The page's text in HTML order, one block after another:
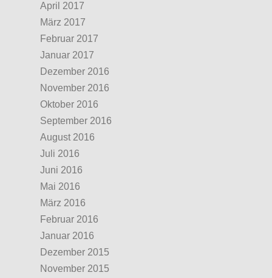
April 2017
März 2017
Februar 2017
Januar 2017
Dezember 2016
November 2016
Oktober 2016
September 2016
August 2016
Juli 2016
Juni 2016
Mai 2016
März 2016
Februar 2016
Januar 2016
Dezember 2015
November 2015